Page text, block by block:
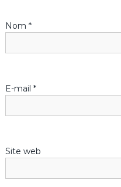
Nom *
E-mail *
Site web